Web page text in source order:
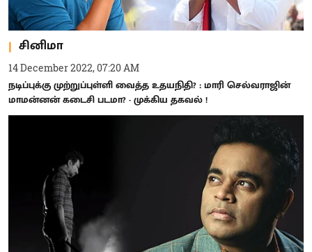
சினிமா
14 December 2022, 07:20 AM
நடிப்புக்கு முற்றுப்புள்ளி வைத்த உதயநிதி? : மாரி செல்வராஜின்
மாமன்னன் கடைசி படமா? - முக்கிய தகவல் !